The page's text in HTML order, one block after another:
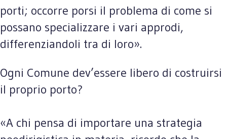
porti; occorre porsi il problema di come si
possano specializzare i vari approdi,
differenziandoli tra di loro».
Ogni Comune dev’essere libero di costruirsi
il proprio porto?
«A chi pensa di importare una strategia